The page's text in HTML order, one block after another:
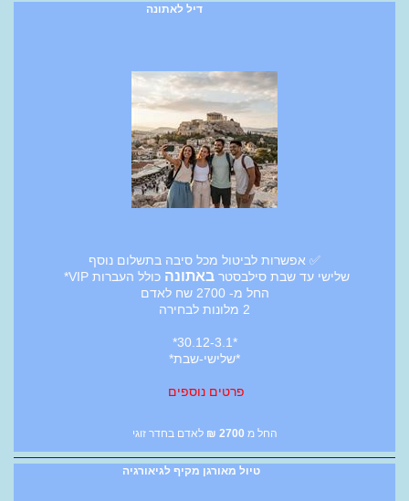
דיל לאתונה
✅ אפשרות לביטול מכל סיבה בתשלום נוסף
שלישי עד שבת סילבסטרבאתונה כולל העברות VIP*
החל מ- 2700 שח לאדם
2 מלונות לבחירה
*30.12-3.1*
*שלישי-שבת*
פרטים נוספים
החל מ 2700
₪ לאדם בחדר זוגי
טיול מאורגן מקיף לגיאורגיה